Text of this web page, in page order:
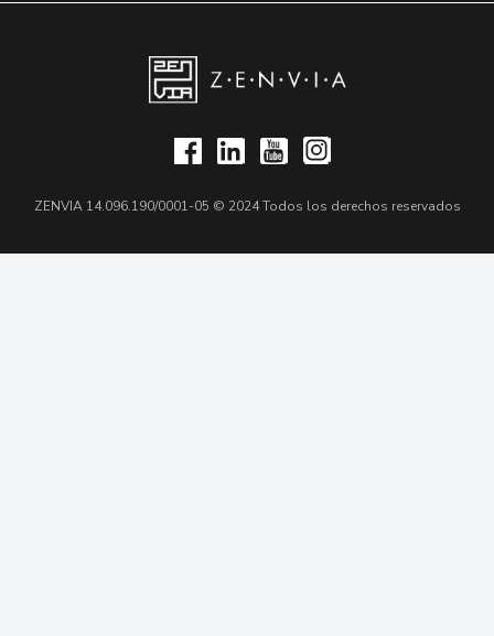
ZENVIA 14.096.190/0001-05 © 2024 Todos los derechos reservados